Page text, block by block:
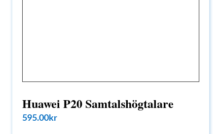
Huawei P20 Samtalshögtalare
595.00kr